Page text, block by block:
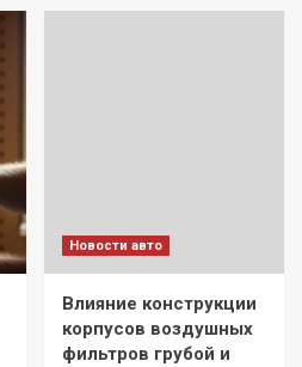
Новости авто
Влияние конструкции
корпусов воздушных
фильтров грубой и